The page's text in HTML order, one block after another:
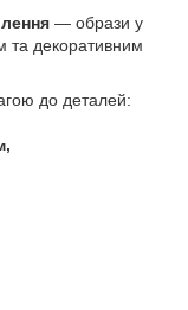
— образи у
та декоративним
до деталей: